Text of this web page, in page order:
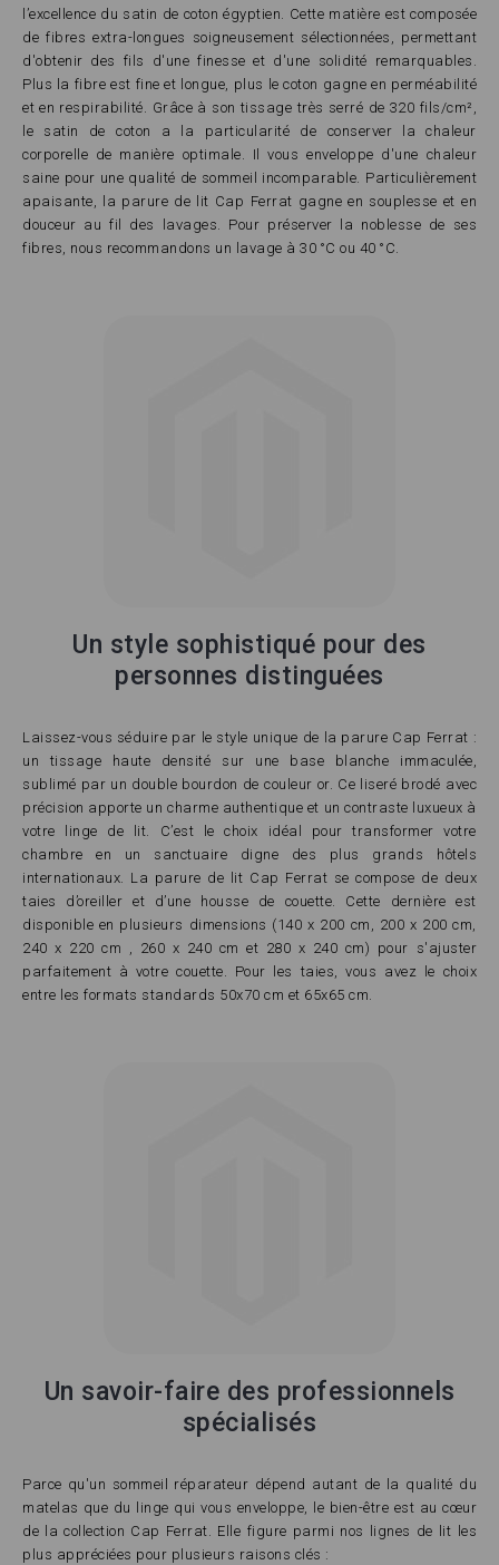
l’excellence du satin de coton égyptien. Cette matière est composée
de fibres extra-longues soigneusement sélectionnées, permettant
d'obtenir des fils d'une finesse et d'une solidité remarquables.
Plus la fibre est fine et longue, plus le coton gagne en perméabilité
et en respirabilité. Grâce à son tissage très serré de 320 fils/cm²,
le satin de coton a la particularité de conserver la chaleur
corporelle de manière optimale. Il vous enveloppe d'une chaleur
saine pour une qualité de sommeil incomparable. Particulièrement
apaisante, la parure de lit Cap Ferrat gagne en souplesse et en
douceur au fil des lavages. Pour préserver la noblesse de ses
fibres, nous recommandons un lavage à 30 °C ou 40 °C.
Un style sophistiqué pour des
personnes distinguées
Laissez-vous séduire par le style unique de la parure Cap Ferrat :
un tissage haute densité sur une base blanche immaculée,
sublimé par un double bourdon de couleur or. Ce liseré brodé avec
précision apporte un charme authentique et un contraste luxueux à
votre linge de lit. C’est le choix idéal pour transformer votre
chambre en un sanctuaire digne des plus grands hôtels
internationaux. La parure de lit Cap Ferrat se compose de deux
taies d’oreiller et d’une housse de couette. Cette dernière est
disponible en plusieurs dimensions (140 x 200 cm, 200 x 200 cm,
240 x 220 cm , 260 x 240 cm et 280 x 240 cm) pour s'ajuster
parfaitement à votre couette. Pour les taies, vous avez le choix
entre les formats standards 50x70 cm et 65x65 cm.
Un savoir-faire des professionnels
spécialisés
Parce qu'un sommeil réparateur dépend autant de la qualité du
matelas que du linge qui vous enveloppe, le bien-être est au cœur
de la collection Cap Ferrat. Elle figure parmi nos lignes de lit les
plus appréciées pour plusieurs raisons clés :